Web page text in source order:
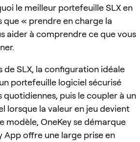
le meilleur portefeuille SLX en
que « prendre en charge la
aider à comprendre ce que vous
de SLX, la configuration idéale
portefeuille logiciel sécurisé
puis le coupler à un
lorsque la valeur en jeu devient
modèle, OneKey se démarque
App offre une large prise en